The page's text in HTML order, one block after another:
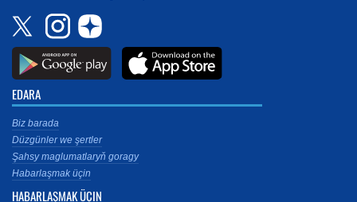
EDARA
Biz barada
Düzgünler we şertler
Şahsy maglumatlaryň goragy
Habarlaşmak üçin
HABARLAŞMAK ÜÇIN